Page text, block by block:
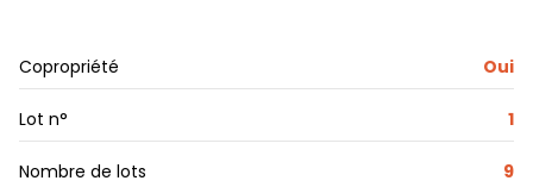
exposition Sud-Ouest
Copropriété Oui
Lot n° 1
Nombre de lots 9